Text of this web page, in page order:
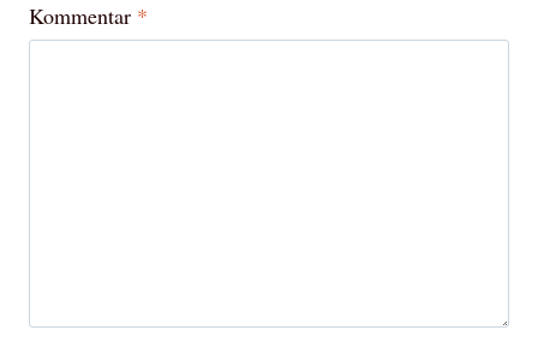
Kommentar *